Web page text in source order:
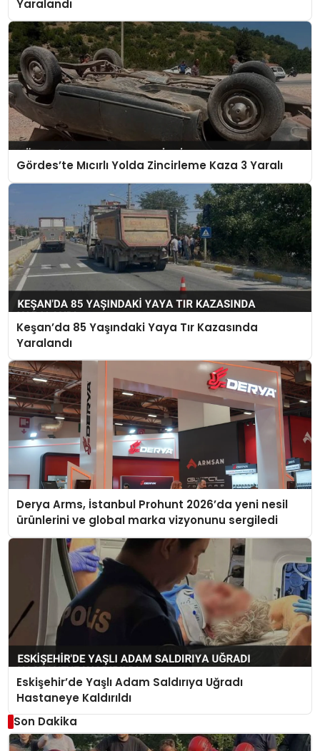
Yaralandı
Gördes’te Mıcırlı Yolda Zincirleme Kaza 3 Yaralı
Keşan’da 85 Yaşındaki Yaya Tır Kazasında
Yaralandı
Derya Arms, İstanbul Prohunt 2026’da yeni nesil
ürünlerini ve global marka vizyonunu sergiledi
Eskişehir’de Yaşlı Adam Saldırıya Uğradı
Hastaneye Kaldırıldı
Son Dakika